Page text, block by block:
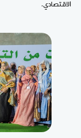
الاقتصادي.